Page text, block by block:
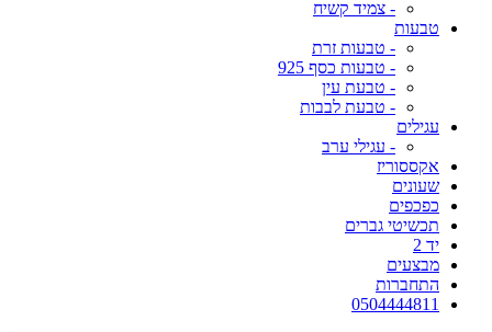
- צמיד קשיח
טבעות
- טבעות זרת
- טבעות כסף 925
- טבעת עין
- טבעת לבבות
עגילים
- עגילי ערב
אקססוריז
שעונים
כפכפים
תכשיטי גברים
יד 2
מבצעים
התחברות
0504444811